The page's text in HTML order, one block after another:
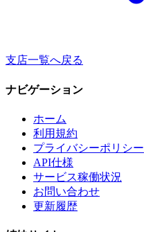
支店一覧へ戻る
ナビゲーション
ホーム
利用規約
プライバシーポリシー
API仕様
サービス稼働状況
お問い合わせ
更新履歴